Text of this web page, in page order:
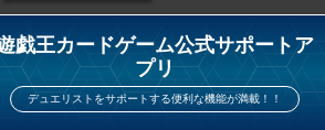
戯王カードゲーム公式サポートア
プリ
デュエリストをサポートする便利な機能が満載！！